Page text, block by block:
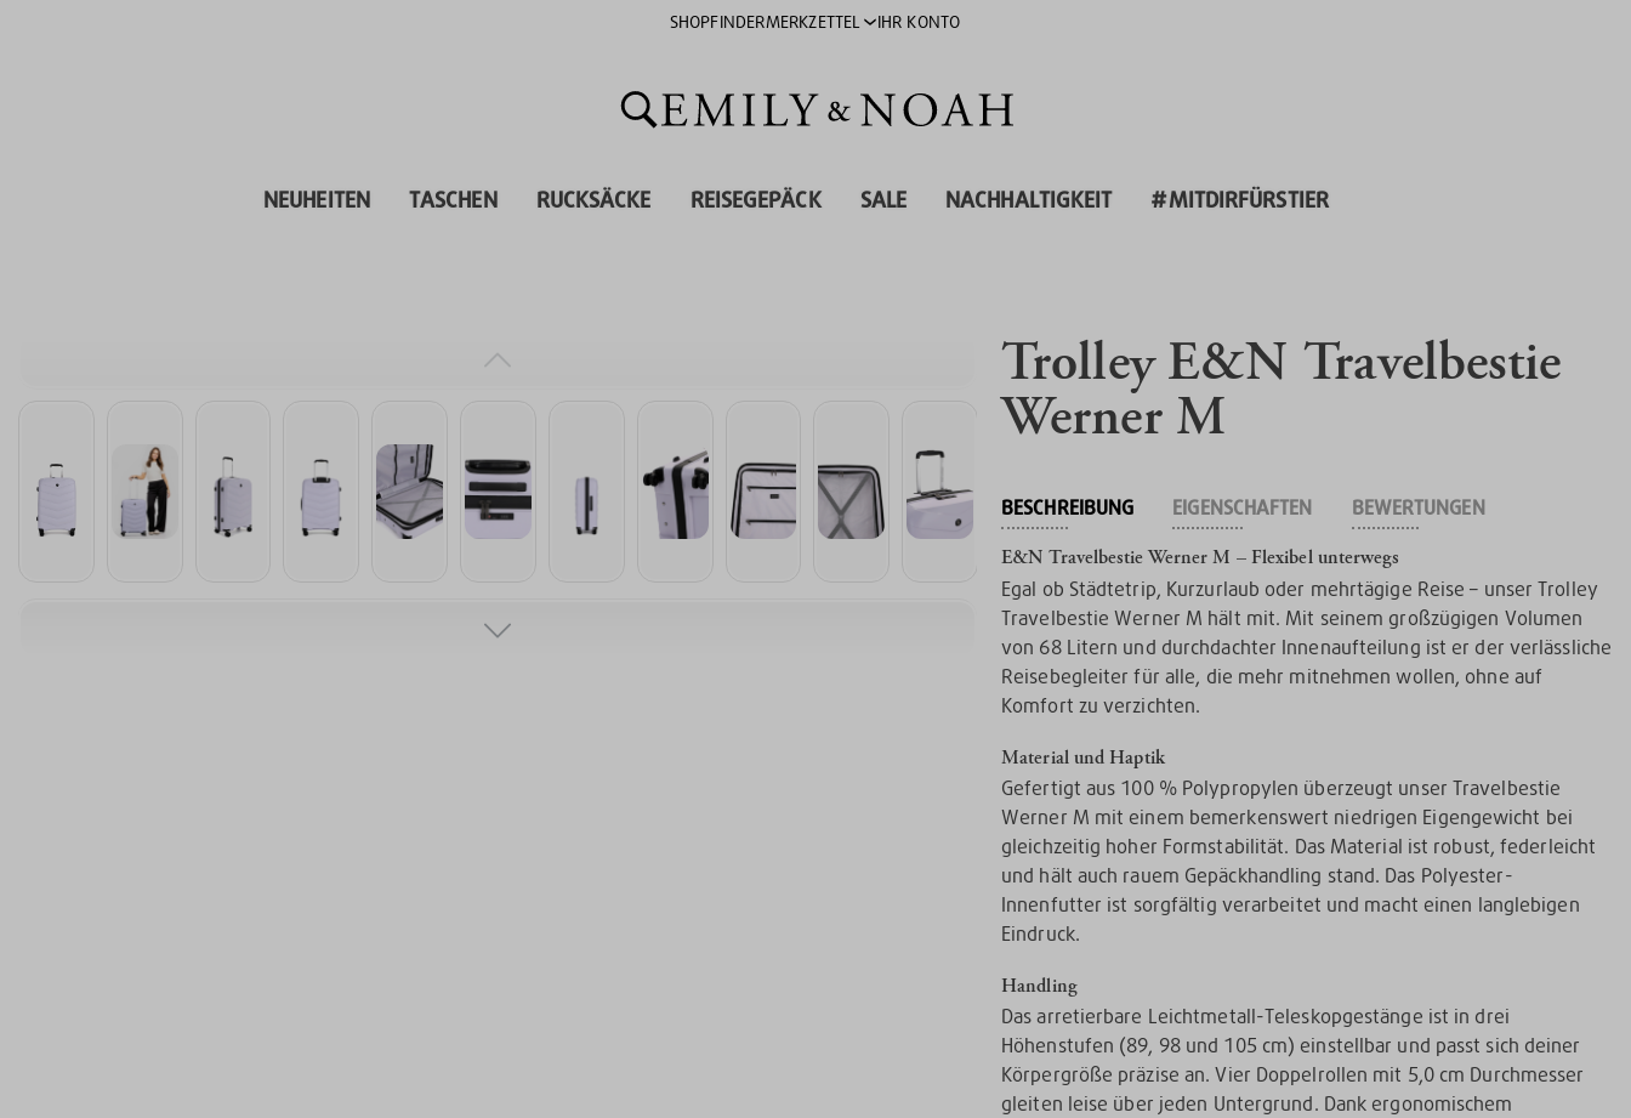
SHOPFINDERMERKZETTEL IHR KONTO
NEUHEITEN TASCHEN RUCKSÄCKE REISEGEPÄCK SALE NACHHALTIGKEIT #MITDIRFÜRSTIER
Trolley E&N Travelbestie
Werner M
BESCHREIBUNG EIGENSCHAFTEN BEWERTUNGEN
E&N Travelbestie Werner M – Flexibel unterwegs
Egal ob Städtetrip, Kurzurlaub oder mehrtägige Reise – unser Trolley
Travelbestie Werner M hält mit. Mit seinem großzügigen Volumen
von 68 Litern und durchdachter Innenaufteilung ist er der verlässliche
Reisebegleiter für alle, die mehr mitnehmen wollen, ohne auf
Komfort zu verzichten.
Material und Haptik
Gefertigt aus 100 % Polypropylen überzeugt unser Travelbestie
Werner M mit einem bemerkenswert niedrigen Eigengewicht bei
gleichzeitig hoher Formstabilität. Das Material ist robust, federleicht
und hält auch rauem Gepäckhandling stand. Das Polyester-
Innenfutter ist sorgfältig verarbeitet und macht einen langlebigen
Eindruck.
Handling
Das arretierbare Leichtmetall-Teleskopgestänge ist in drei
Höhenstufen (89, 98 und 105 cm) einstellbar und passt sich deiner
Körpergröße präzise an. Vier Doppelrollen mit 5,0 cm Durchmesser
gleiten leise über jeden Untergrund. Dank ergonomischem